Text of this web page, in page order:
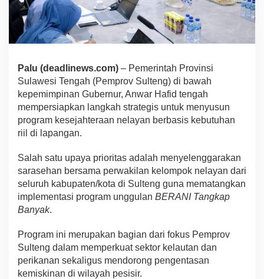
Palu (deadlinews.com) – Pemerintah Provinsi
Sulawesi Tengah (Pemprov Sulteng) di bawah
kepemimpinan Gubernur, Anwar Hafid tengah
mempersiapkan langkah strategis untuk menyusun
program kesejahteraan nelayan berbasis kebutuhan
riil di lapangan.
Salah satu upaya prioritas adalah menyelenggarakan
sarasehan bersama perwakilan kelompok nelayan dari
seluruh kabupaten/kota di Sulteng guna mematangkan
implementasi program unggulan BERANI Tangkap
Banyak.
Program ini merupakan bagian dari fokus Pemprov
Sulteng dalam memperkuat sektor kelautan dan
perikanan sekaligus mendorong pengentasan
kemiskinan di wilayah pesisir.